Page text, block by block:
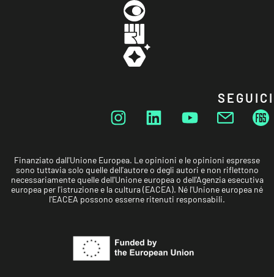
Finanziato dall'Unione Europea. Le opinioni e le opinioni espresse
sono tuttavia solo quelle dell'autore o degli autori e non riflettono
necessariamente quelle dell'Unione europea o dell'Agenzia esecutiva
europea per l'istruzione e la cultura (EACEA). Né l'Unione europea né
l'EACEA possono esserne ritenuti responsabili.
SEGUICI